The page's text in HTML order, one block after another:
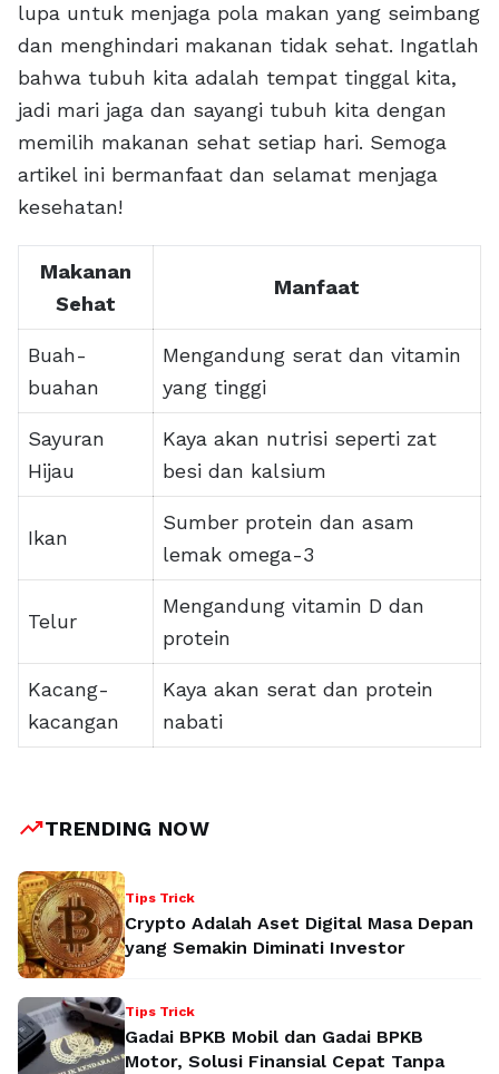
lupa untuk menjaga pola makan yang seimbang
dan menghindari makanan tidak sehat. Ingatlah
bahwa tubuh kita adalah tempat tinggal kita,
jadi mari jaga dan sayangi tubuh kita dengan
memilih makanan sehat setiap hari. Semoga
artikel ini bermanfaat dan selamat menjaga
kesehatan!
Makanan
Sehat
Manfaat
Buah-
buahan
Mengandung serat dan vitamin
yang tinggi
Sayuran
Hijau
Kaya akan nutrisi seperti zat
besi dan kalsium
Ikan
Sumber protein dan asam
lemak omega-3
Telur
Mengandung vitamin D dan
protein
Kacang-
kacangan
Kaya akan serat dan protein
nabati
trending_upTRENDING NOW
Tips Trick
Crypto Adalah Aset Digital Masa Depan
yang Semakin Diminati Investor
Tips Trick
Gadai BPKB Mobil dan Gadai BPKB
Motor, Solusi Finansial Cepat Tanpa